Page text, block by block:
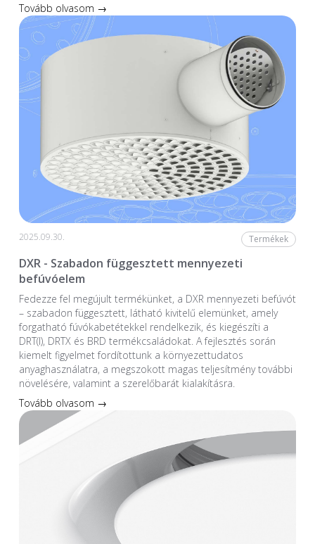
Tovább olvasom →
2025.09.30. Termékek
DXR - Szabadon függesztett mennyezeti
befúvóelem
Fedezze fel megújult termékünket, a DXR mennyezeti befúvót
– szabadon függesztett, látható kivitelű elemünket, amely
forgatható fúvókabetétekkel rendelkezik, és kiegészíti a
DRT(I), DRTX és BRD termékcsaládokat. A fejlesztés során
kiemelt figyelmet fordítottunk a környezettudatos
anyaghasználatra, a megszokott magas teljesítmény további
növelésére, valamint a szerelőbarát kialakításra.
Tovább olvasom →